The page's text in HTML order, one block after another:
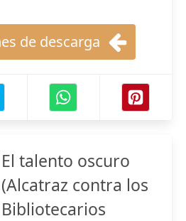
de descarga
El talento oscuro
(Alcatraz contra los
Bibliotecarios